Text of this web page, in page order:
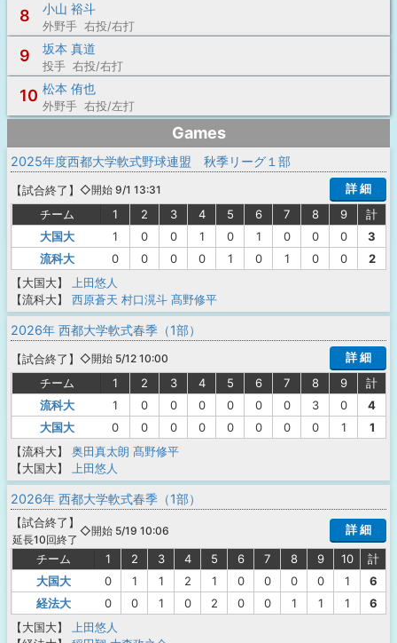
8 小山 裕斗
外野手 右投/右打
9 坂本 真道
投手 右投/右打
10 松本 侑也
外野手 右投/左打
Games
2025年度西都大学軟式野球連盟 秋季リーグ１部
【試合終了 】 ◇開始 9/1 13:31
詳 細
チーム
1 2 3 4 5 6 7 8 9
計
大国大
1 0 0 1 0 1 0 0 0
3
流科大
0 0 0 0 1 0 1 0 0
2
【大国大】
上田悠人
【流科大】
西原蒼天 村口滉斗 髙野修平
2026年 西都大学軟式春季（1部）
【試合終了 】 ◇開始 5/12 10:00
詳 細
チーム
1 2 3 4 5 6 7 8 9
計
流科大
1 0 0 0 0 0 0 3 0
4
大国大
0 0 0 0 0 0 0 0 1
1
【流科大】
奥田真太朗 髙野修平
【大国大】
上田悠人
2026年 西都大学軟式春季（1部）
【試合終了 】
延長10回終了
◇開始 5/19 10:06 詳 細
チーム 1 2 3 4 5 6 7 8 9 10
計
大国大
0 1 1 2 1 0 0 0 0 1
6
経法大
0 0 1 0 2 0 0 1 1 1
6
【大国大】
上田悠人